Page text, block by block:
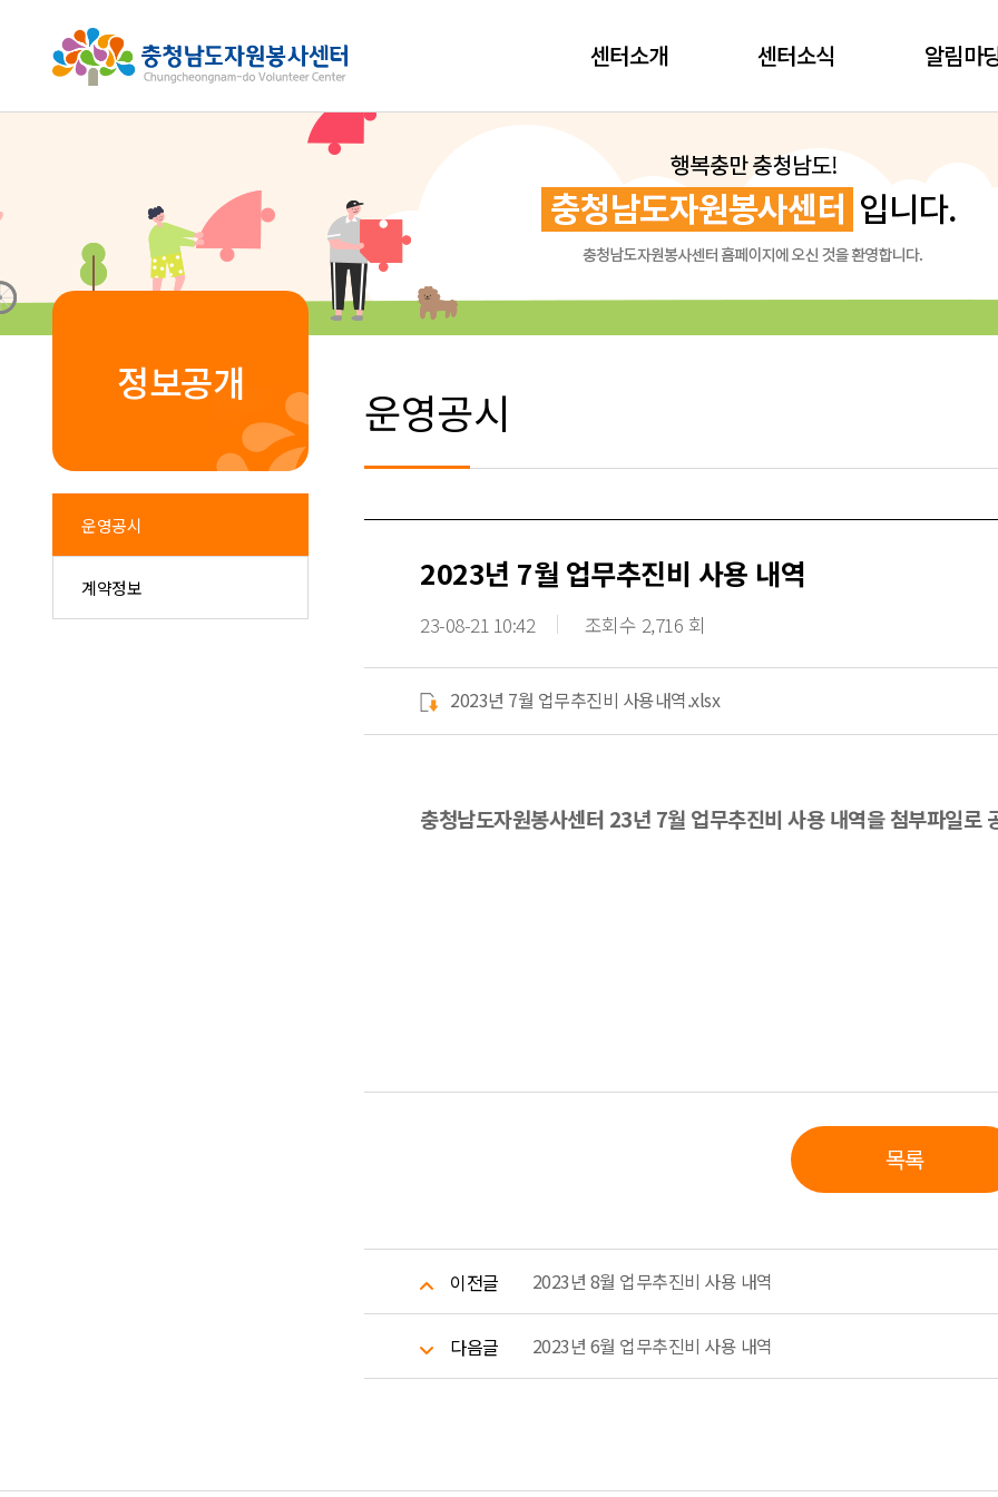
센터소개 센터소식 알림마
정보공개
운영공시
계약정보
운영공시
2023년 7월 업무추진비 사용 내역
23-08-21 10:42 조회수 2,716 회
2023년 7월 업무추진비 사용내역.xlsx
충청남도자원봉사센터 23년 7월 업무추진비 사용 내역을 첨부파일로
목록
이전글 2023년 8월 업무추진비 사용 내역
다음글 2023년 6월 업무추진비 사용 내역